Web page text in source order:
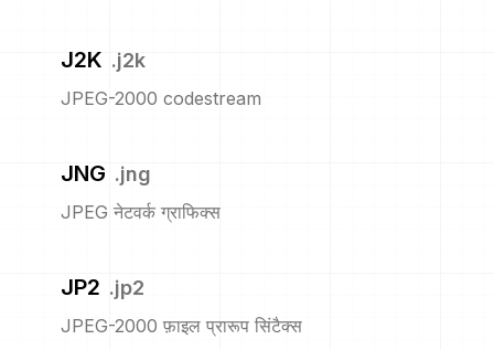
J2K .j2k
JPEG-2000 codestream
JNG .jng
JPEG नेटवर्क ग्राफिक्स
JP2 .jp2
JPEG-2000 फ़ाइल प्रारूप सिंटैक्स